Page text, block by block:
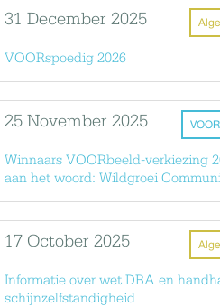
31 December 2025
VOORspoedig 2026
25 November 2025
Winnaars VOORbeeld-verkiezing
aan het woord: Wildgroei
17 October 2025
Informatie over wet DBA en
schijnzelfstandigheid